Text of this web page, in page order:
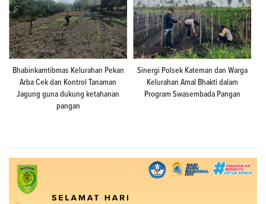
Bhabinkamtibmas Kelurahan Pekan
Arba Cek dan Kontrol Tanaman
Jagung guna dukung ketahanan
pangan
Sinergi Polsek Kateman dan Warga
Kelurahan Amal Bhakti dalam
Program Swasembada Pangan